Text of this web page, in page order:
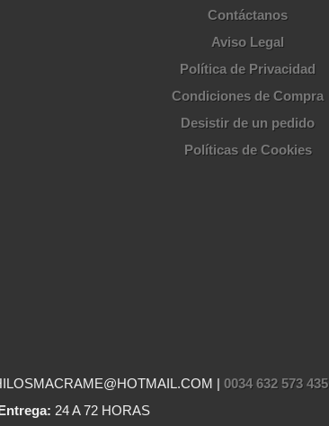
Contáctanos
Aviso Legal
Política de Privacidad
Condiciones de Compra
Desistir de un pedido
Políticas de Cookies
|0034 632 573 435
24 A 72 HORAS